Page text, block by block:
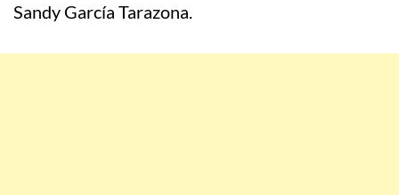
Sandy García Tarazona.